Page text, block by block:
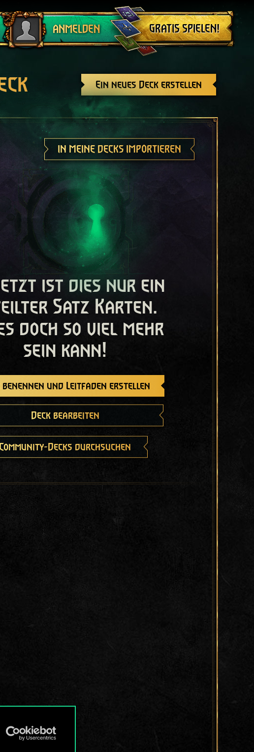
ANMELDEN
Abmelden
GRATIS SPIELEN!
Ein neues Deck erstellen
IN MEINE DECKS IMPORTIEREN
ist dies nur ein
Satz Karten.
doch so viel mehr
sein kann!
benennen und Leitfaden erstellen
Deck bearbeiten
Community-Decks durchsuchen